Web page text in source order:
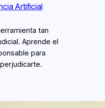
Artificial
tan
Aprende el
para